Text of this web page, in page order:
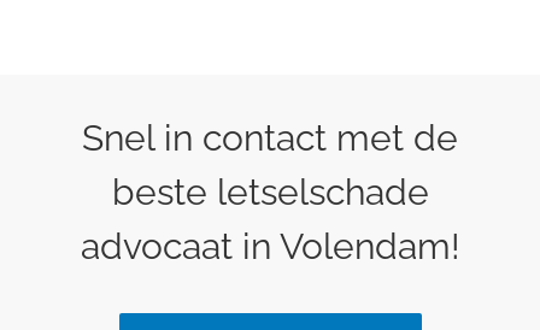
Snel in contact met de
beste letselschade
advocaat in Volendam!